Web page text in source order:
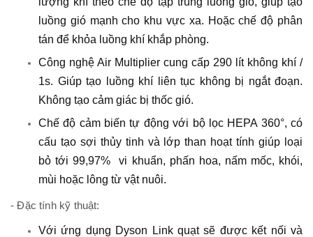
luồng gió mạnh cho khu vực xa. Hoặc chế độ phân
tán để khỏa luồng khí khắp phòng.
Công nghệ Air Multiplier cung cấp 290 lít không khí /
1s. Giúp tạo luồng khí liên tục không bị ngắt đoạn.
Không tạo cảm giác bị thốc gió.
Chế độ cảm biến tự động với bộ lọc HEPA 360°, có
cấu tạo sợi thủy tinh và lớp than hoạt tính giúp loại
bỏ tới 99,97% vi khuẩn, phấn hoa, nấm mốc, khói,
mùi hoặc lông từ vật nuôi.
- Đặc tính kỹ thuật:
Với ứng dụng Dyson Link quạt sẽ được kết nối và